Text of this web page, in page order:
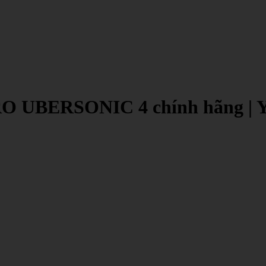
UBERSONIC 4 chính hãng |